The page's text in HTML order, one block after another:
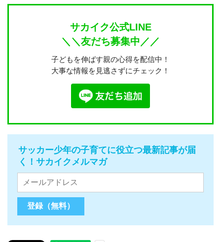
サカイク公式LINE
＼＼友だち募集中／／
子どもを伸ばす親の心得を配信中！
大事な情報を見逃さずにチェック！
サッカー少年の子育てに役立つ最新記事が届
く！サカイクメルマガ